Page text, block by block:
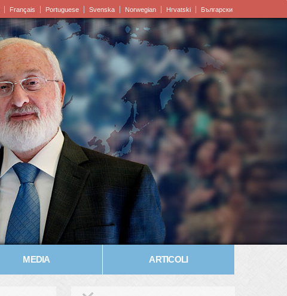
Français Portuguese Svenska Norwegian Hrvatski Български
MEDIA ARTICOLI